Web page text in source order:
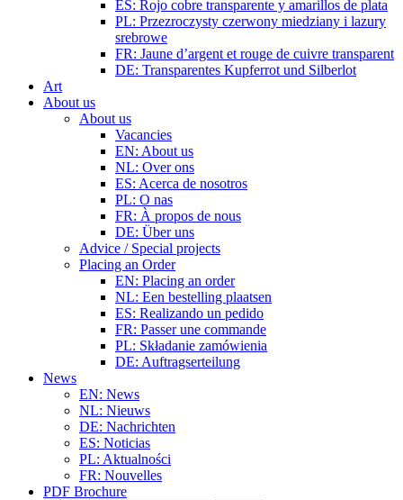
ES: Rojo cobre transparente y amarillos de plata
PL: Przezroczysty czerwony miedziany i lazury
srebrowe
FR: Jaune d’argent et rouge de cuivre transparent
DE: Transparentes Kupferrot und Silberlot
Art
About us
About us
Vacancies
EN: About us
NL: Over ons
ES: Acerca de nosotros
PL: O nas
FR: À propos de nous
DE: Über uns
Advice / Special projects
Placing an Order
EN: Placing an order
NL: Een bestelling plaatsen
ES: Realizando un pedido
FR: Passer une commande
PL: Składanie zamówienia
DE: Auftragserteilung
News
EN: News
NL: Nieuws
DE: Nachrichten
ES: Noticias
PL: Aktualności
FR: Nouvelles
PDF Brochure